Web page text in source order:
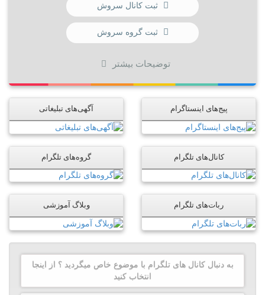
ثبت کانال سروش
ثبت گروه سروش
توضیحات بیشتر
پیج‌های اینستاگرام آگهی‌های تبلیغاتی
کانال‌های تلگرام گروه‌های تلگرام
ربات‌های تلگرام وبلاگ آموزشی
به دنبال کانال های تلگرام با موضوع خاص میگردید ؟ از اینجا
انتخاب کنید